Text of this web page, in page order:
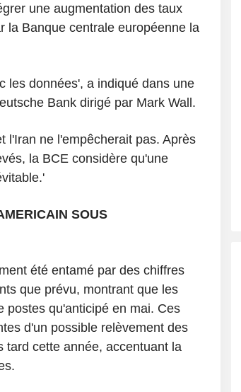
une augmentation des taux
la Banque centrale européenne la
les données', a indiqué dans une
Bank dirigé par Mark Wall.
l'Iran ne l'empêcherait pas. Après
la BCE considère qu'une
SOUS
été entamé par des chiffres
que prévu, montrant que les
postes qu'anticipé en mai. Ces
d'un possible relèvement des
tard cette année, accentuant la